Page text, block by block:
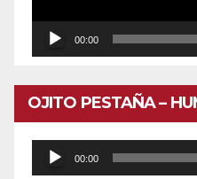
00:00
OJITO PESTAÑA –
Reproductor
00:00